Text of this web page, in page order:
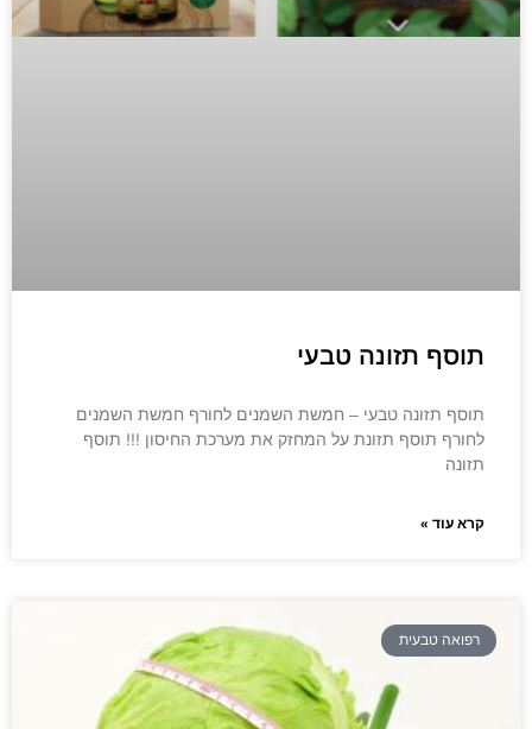
תוסף תזונה טבעי
תוסף תזונה טבעי – חמשת השמנים לחורף חמשת השמנים
לחורף תוסף תזונת על המחזק את מערכת החיסון !!! תוסף
תזונה
קרא עוד »
רפואה טבעית